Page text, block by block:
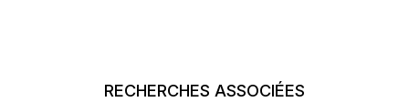
RECHERCHES ASSOCIÉES